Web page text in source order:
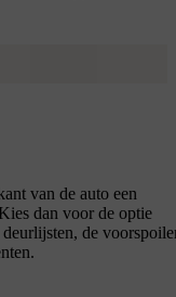
van de auto een
dan voor de optie
de